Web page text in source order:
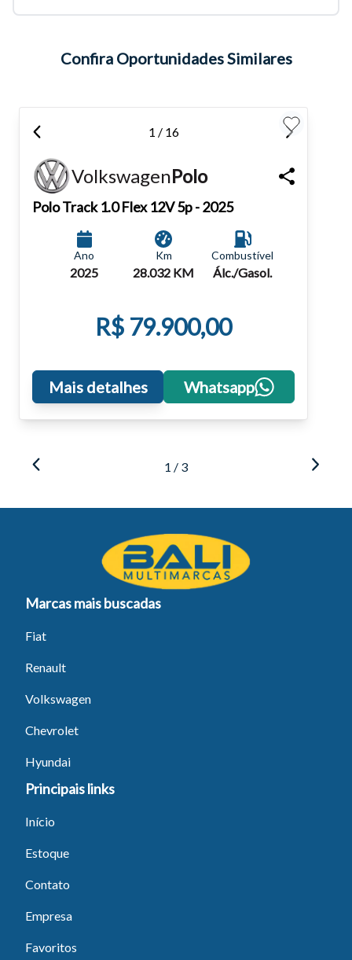
atalhos Ctrl+ (para aumentar) e Ctrl- (para diminuir) no seu
Fechar
Confira Oportunidades Similares
1 / 16
VolkswagenPolo
PoloTrack 1.0 Flex 12V 5p - 2025
Ano
2025
Km
28.032 KM
Combustível
Álc./Gasol.
R$ 79.900,00
Mais detalhes Whatsapp
1 / 3
Marcas mais buscadas
Fiat
Renault
Volkswagen
Chevrolet
Hyundai
Principais links
Início
Estoque
Contato
Empresa
Favoritos